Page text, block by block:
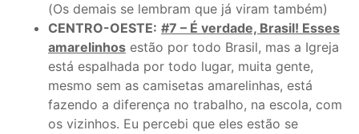
(Os demais se lembram que já viram também)
CENTRO-OESTE: #7 – É verdade, Brasil! Esses
amarelinhos estão por todo Brasil, mas a Igreja
está espalhada por todo lugar, muita gente,
mesmo sem as camisetas amarelinhas, está
fazendo a diferença no trabalho, na escola, com
os vizinhos. Eu percebi que eles estão se